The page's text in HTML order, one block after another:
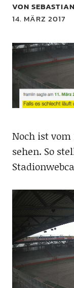
VON
14. MÄRZ 2017
Noch ist vom
sehen. So